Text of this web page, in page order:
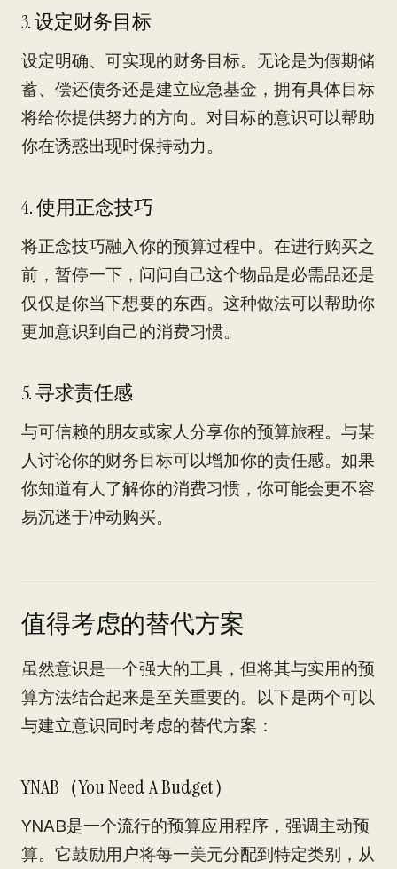
3. 设定财务目标
设定明确、可实现的财务目标。无论是为假期储
蓄、偿还债务还是建立应急基金，拥有具体目标
将给你提供努力的方向。对目标的意识可以帮助
你在诱惑出现时保持动力。
4. 使用正念技巧
将正念技巧融入你的预算过程中。在进行购买之
前，暂停一下，问问自己这个物品是必需品还是
仅仅是你当下想要的东西。这种做法可以帮助你
更加意识到自己的消费习惯。
5. 寻求责任感
与可信赖的朋友或家人分享你的预算旅程。与某
人讨论你的财务目标可以增加你的责任感。如果
你知道有人了解你的消费习惯，你可能会更不容
易沉迷于冲动购买。
值得考虑的替代方案
虽然意识是一个强大的工具，但将其与实用的预
算方法结合起来是至关重要的。以下是两个可以
与建立意识同时考虑的替代方案：
YNAB（You Need A Budget）
YNAB是一个流行的预算应用程序，强调主动预
算。它鼓励用户将每一美元分配到特定类别，从